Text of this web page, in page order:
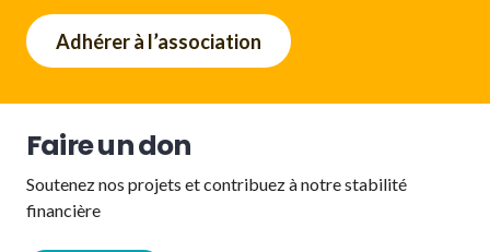
Adhérer à l’association
Faire un don
Soutenez nos projets et contribuez à notre stabilité
financière